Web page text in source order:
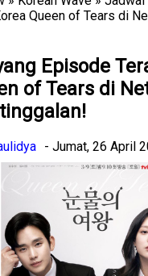
Queen of Tears di
Episode
of Tears di
- Jumat, 26 April